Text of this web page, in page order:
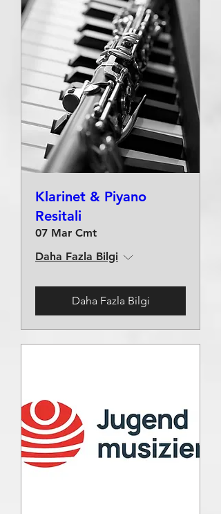
Klarinet & Piyano
Resitali
07 Mar Cmt
Daha Fazla Bilgi
Daha Fazla Bilgi